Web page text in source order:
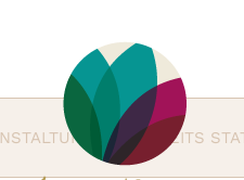
HAT BEREITS